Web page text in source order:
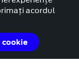
acordul